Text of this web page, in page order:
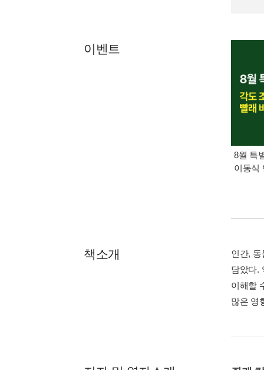
이벤트
8월 특
이동식
책소개
인간,
담았다.
이해할
많은 영